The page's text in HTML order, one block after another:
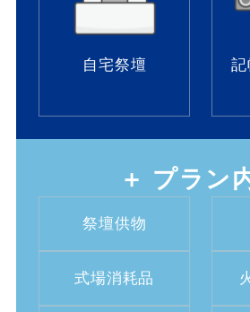
自宅祭壇
記
＋ プラン
祭壇供物
式場消耗品